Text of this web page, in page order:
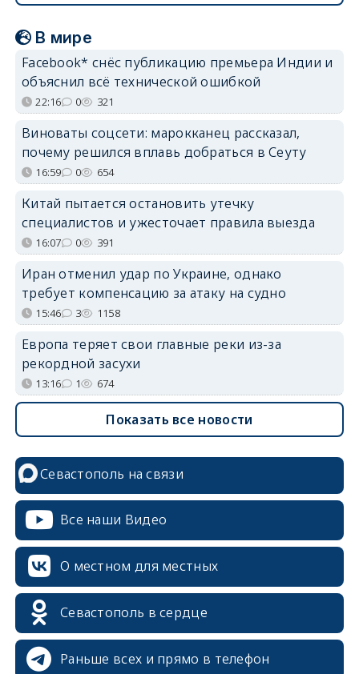
В мире
Facebook* снёс публикацию премьера Индии и
объяснил всё технической ошибкой
22:16 0 321
Виноваты соцсети: марокканец рассказал,
почему решился вплавь добраться в Сеуту
16:59 0 654
Китай пытается остановить утечку
специалистов и ужесточает правила выезда
16:07 0 391
Иран отменил удар по Украине, однако
требует компенсацию за атаку на судно
15:46 3 1158
Европа теряет свои главные реки из-за
рекордной засухи
13:16 1 674
Показать все новости
Севастополь на связи
Все наши Видео
О местном для местных
Севастополь в сердце
Раньше всех и прямо в телефон